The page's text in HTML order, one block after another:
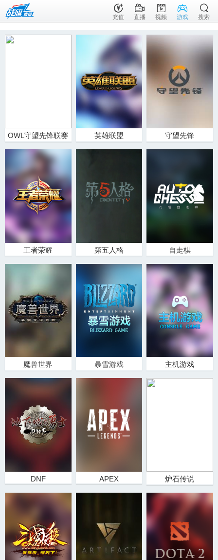
充值 直播 视频 游戏 搜索
OWL守望先锋联赛 英雄联盟 守望先锋
王者荣耀 第五人格 自走棋
魔兽世界 暴雪游戏 主机游戏
DNF APEX 炉石传说